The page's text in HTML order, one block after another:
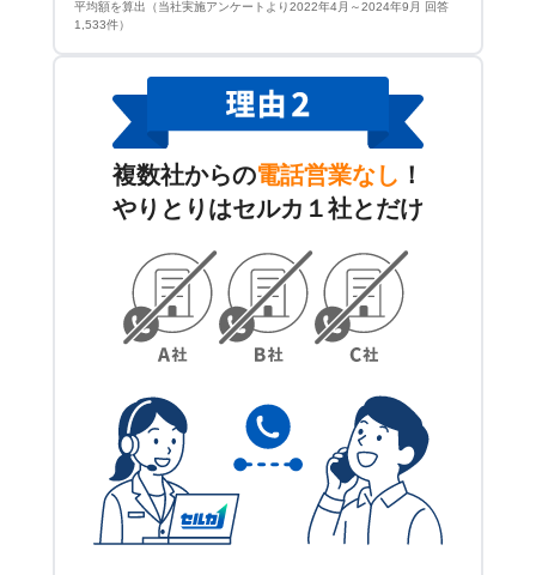
平均額を算出（当社実施アンケートより2022年4月～2024年9月 回答
1,533件）
複数社からの電話営業なし ！
やりとりはセルカ１社とだけ